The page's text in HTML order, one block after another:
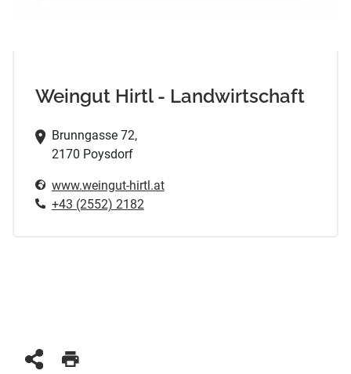
Weingut Hirtl - Landwirtschaft
Brunngasse 72,
2170 Poysdorf
www.weingut-hirtl.at
+43 (2552) 2182